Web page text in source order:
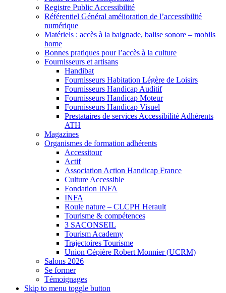
Registre Public Accessibilité
Référentiel Général amélioration de l’accessibilité
numérique
Matériels : accès à la baignade, balise sonore – mobils
home
Bonnes pratiques pour l’accès à la culture
Fournisseurs et artisans
Handibat
Fournisseurs Habitation Légère de Loisirs
Fournisseurs Handicap Auditif
Fournisseurs Handicap Moteur
Fournisseurs Handicap Visuel
Prestataires de services Accessibilité Adhérents
ATH
Magazines
Organismes de formation adhérents
Accessitour
Actif
Association Action Handicap France
Culture Accessible
Fondation INFA
INFA
Roule nature – CLCPH Herault
Tourisme & compétences
3 SACONSEIL
Tourism Academy
Trajectoires Tourisme
Union Cépière Robert Monnier (UCRM)
Salons 2026
Se former
Témoignages
Skip to menu toggle button